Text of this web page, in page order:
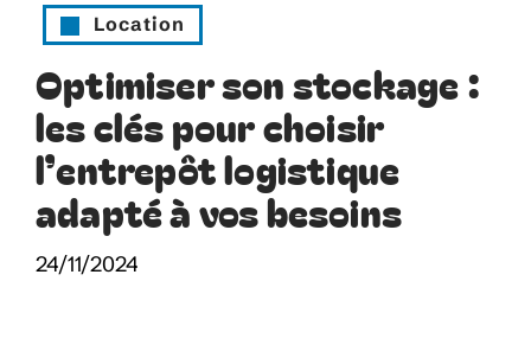
Location
Optimiser son stockage :
les clés pour choisir
l’entrepôt logistique
adapté à vos besoins
24/11/2024